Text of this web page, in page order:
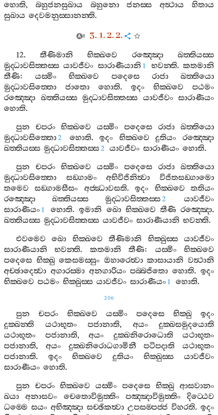
හොති, බහුජනසුඛාය බහුනො ජනස‍්ස අත්‍ථාය
හිතාය
සුඛාය දෙවමනුස‍්සානන‍්ති.
3. 1. 2. 2.
12. තීණිමානි භික‍්ඛවෙ රඤ‍්ඤො
ඛත‍්තියස‍්ස
මුද‍්ධාවසිත‍්තස‍්ස යාවජීවං සාරාණීයානි 1 භවන‍්ති. කතමානි
තීණි:යස‍්මිං භික‍්ඛවෙ පදෙසෙ රාජා
ඛත‍්තියො
මුද‍්ධාවසිත‍්තො
ජාතො හොති. ඉදං භික‍්ඛවෙ
පඨමං
රඤ‍්ඤො
ඛත‍්තියස‍්ස මුද‍්ධාවසිත‍්තස‍්ස යාවජීවං සාරාණීයං
හොති.
පුන
චපරං භික‍්ඛවෙ යස‍්මිං පදෙසෙ රාජා
ඛත‍්තියො
මුද‍්ධාවසිත‍්තො2 හොති.ඉදං භික‍්ඛවෙ දුතියං
රඤ‍්ඤො
ඛත‍්තියස‍්ස මුද‍්ධාවසිත‍්තස‍්ස2 යාවජීවං සාරාණීයං හොති.
පුන
චපරං භික‍්ඛවෙ යස‍්මිං පදෙසෙ රාජා
ඛත‍්තියො
මුද‍්ධාවසිත‍්තො
සඞ‍්ගාමං අභිවිජිනිත්‍වා
විජිතසඞ‍්ගාමො
තමෙව
සඞ‍්ගාමසීසං අජ‍්ඣාවසති.ඉදං භික‍්ඛවෙ
තතියං
රඤ‍්ඤො
ඛත‍්තියස‍්ස මුද‍්ධාවසිත‍්තස‍්ස2
යාවජීවං
සාරාණීයං 1 හොති.ඉමානි ඛො භික‍්ඛවෙ තීණි රඤ‍්ඤො.
ඛත‍්තියස‍්ස මුද‍්ධාවසිත‍්තස‍්ස යාවජීවං සාරාණීයානි භවන‍්ති.
එවමෙව
ඛො භික‍්ඛවෙ තීණිමානි භික‍්ඛුස‍්ස
යාවජීවං
සාරාණීයානි
භවන‍්ති. කතමානි තීණි: යස‍්මිං
භික‍්ඛවෙ
පදෙසෙ භික‍්ඛු කෙසමස‍්සුං ඔහාරෙත්‍වා කාසායානි වත්‍ථානි
අච‍්ඡාදෙත්‍වා අගාරස‍්මා අනගාරියං පබ‍්බජිතො හොති.ඉදං
භික‍්ඛවෙ පඨමං භික‍්ඛුස‍්ස යාවජීවං සාරාණීයං 1 හොති.
206
පුන චපරං භික‍්ඛවෙ යස‍්මිං පදෙසෙ භික‍්ඛු
ඉදං
දුක‍්ඛන‍්ති
යථාභූතං පජානාති, අයං
දුක‍්ඛසමුදයොති
යථාභූතං
පජානාති, අයං දුක‍්ඛනිරොධොති
යථාභූතං
පජානාති, අයං දුක‍්ඛනිරොධගාමිනී පටිපදාති
යථාභූතං
පජානාති. ඉදං භික‍්ඛවෙ දුතියං භික‍්ඛුස‍්ස
යාවජීවං
සාරාණීයං හොති.
පුන
චපරං භික‍්ඛවෙ යස‍්මිං පදෙසෙ භික‍්ඛු ආසවානං
ඛයා
අනාසවං චෙතොවිමුත‍්තිං පඤ‍්ඤාවිමුත‍්තිං
දිට‍්ඨෙව
ධම‍්මෙ සයං අභිඤ‍්ඤා සච‍්ඡිකත්‍වා උපසම‍්පජ‍්ජ විහරති. ඉදං